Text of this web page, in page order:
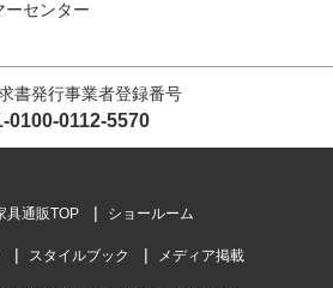
ーセンター
書発行事業者登録番号
0100-0112-5570
具通販TOP ショールーム
スタイルブック メディア掲載